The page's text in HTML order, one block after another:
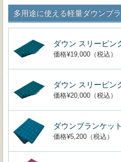
多用途に使える軽量ダウンブ
ダウン スリーピン
価格¥19,000（税込）
ダウン スリーピン
価格¥20,000（税込）
ダウンブランケッ
価格¥5,200（税込）